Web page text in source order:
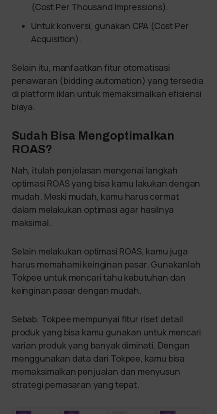
(Cost Per Thousand Impressions).
Untuk konversi, gunakan CPA (Cost Per
Acquisition).
Selain itu, manfaatkan fitur otomatisasi
penawaran (bidding automation) yang tersedia
di platform iklan untuk memaksimalkan efisiensi
biaya.
Sudah Bisa Mengoptimalkan
ROAS?
Nah, itulah penjelasan mengenai langkah
optimasi ROAS yang bisa kamu lakukan dengan
mudah. Meski mudah, kamu harus cermat
dalam melakukan optimasi agar hasilnya
maksimal.
Selain melakukan optimasi ROAS, kamu juga
harus memahami keinginan pasar. Gunakanlah
Tokpee untuk mencari tahu kebutuhan dan
keinginan pasar dengan mudah.
Sebab, Tokpee mempunyai fitur riset detail
produk yang bisa kamu gunakan untuk mencari
varian produk yang banyak diminati. Dengan
menggunakan data dari Tokpee, kamu bisa
memaksimalkan penjualan dan menyusun
strategi pemasaran yang tepat.